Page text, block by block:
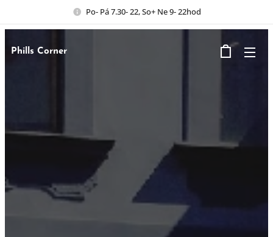
Po- Pá 7.30- 22, So+ Ne 9- 22hod
Phills Corner